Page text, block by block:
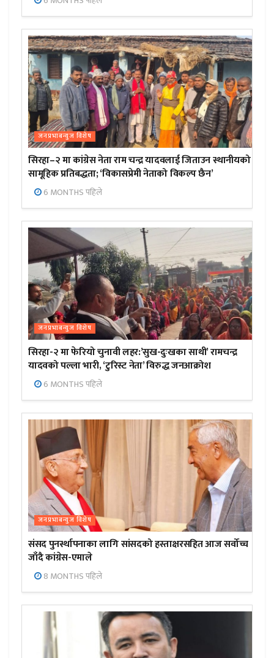
जनप्रभाबन्युज विशेष
सिरहा–२ मा कांग्रेस नेता राम चन्द्र यादवलाई जिताउन स्थानीयको
सामूहिक प्रतिबद्धता; ‘विकासप्रेमी नेताको विकल्प छैन’
6 MONTHS पहिले
जनप्रभाबन्युज विशेष
सिरहा-२ मा फेरियो चुनावी लहर:’सुख-दुःखका साथी’ रामचन्द्र
यादवको पल्ला भारी, ‘टुरिस्ट नेता’ विरुद्ध जनआक्रोश
6 MONTHS पहिले
जनप्रभाबन्युज विशेष
संसद पुनर्स्थापनाका लागि सांसदको हस्ताक्षरसहित आज सर्वोच्च
जाँदै कांग्रेस-एमाले
8 MONTHS पहिले